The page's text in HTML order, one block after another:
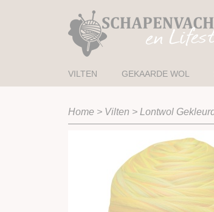
VILTEN GEKAARDE WOL
Home > Vilten > Lontwol